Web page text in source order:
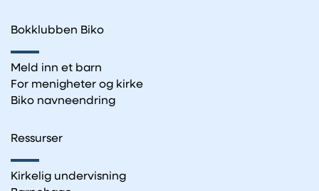
Bokklubben Biko
Meld inn et barn
For menigheter og kirke
Biko navneendring
Ressurser
Kirkelig undervisning